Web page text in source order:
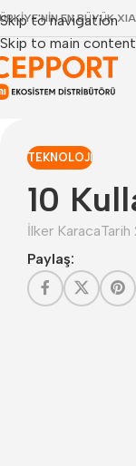
Skip to navigation
Skip to main content
EN BÜYÜK
TEKNOLOJI
10
İlker Karaca
Paylaş: